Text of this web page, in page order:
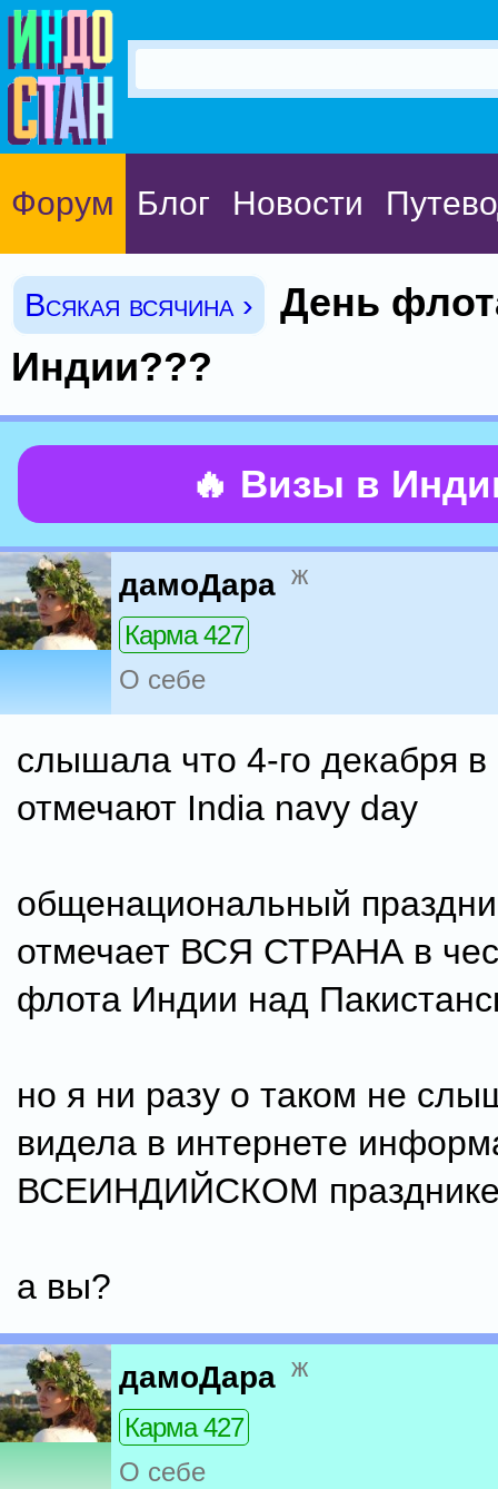
Форум Блог Новости
Всякая всячина ›
День
Индии???
🔥 Визы в
дамоДара ж
Карма 427
О себе
слышала что 4-го декабря
отмечают India navy day
общенациональный
отмечает ВСЯ СТРАНА в
флота Индии над
но я ни разу о таком не
видела в интернете
ВСЕИНДИЙСКОМ
а вы?
дамоДара ж
Карма 427
О себе